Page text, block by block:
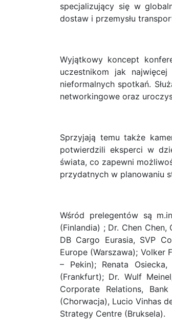
specjalizujący się w
dostaw i przemysłu
Wyjątkowy koncept
uczestnikom jak
nieformalnych spotkań.
networkingowe oraz
Sprzyjają temu także
potwierdzili eksperci w
świata, co zapewni
przydatnych w planowaniu
Wśród prelegentów są
(Finlandia) ; Dr. Chen Chen,
DB Cargo Eurasia, SVP
Europe (Warszawa); Volker
– Pekin); Renata
(Frankfurt); Dr. Wulf
Corporate Relations,
(Chorwacja), Lucio Vinhas
Strategy Centre (Bruksela).